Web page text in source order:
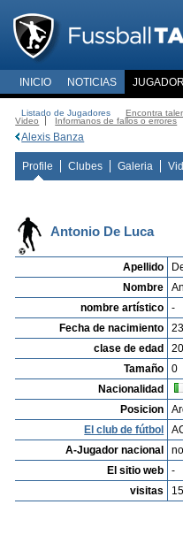
INICIO NOTICIAS
Listado de Jugadores Encontra
Video
Informanos de fallos o errores
Alexis Banza
Profile Clubes Galeria
Antonio De Luca
Apellido
Nombre
nombre artístico
-
Fecha de nacimiento
clase de edad
Tamaño
0
Nacionalidad
Posicion
El club de fútbol
A-Jugador nacional
no
El sitio web
-
visitas